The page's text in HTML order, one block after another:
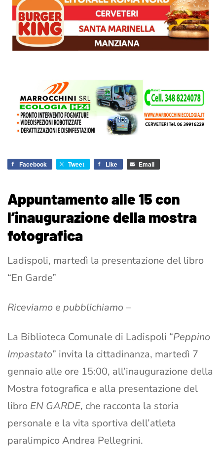
Facebook Tweet Like Email
Appuntamento alle 15 con
l’inaugurazione della mostra
fotografica
Ladispoli, martedì la presentazione del libro
“En Garde”
Riceviamo e pubblichiamo –
La Biblioteca Comunale di Ladispoli “Peppino
Impastato” invita la cittadinanza, martedì 7
gennaio alle ore 15:00, all’inaugurazione della
Mostra fotografica e alla presentazione del
libro EN GARDE, che racconta la storia
personale e la vita sportiva dell’atleta
paralimpico Andrea Pellegrini.